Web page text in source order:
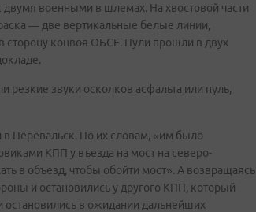
военными в шлемах. На хвостовой части
— две вертикальные белые линии,
сторону конвоя ОБСЕ. Пули прошли в двух
звуки осколков асфальта или пуль,
в Перевальск. По их словам, «им было
КПП у въезда на мост на северо-
в объезд, чтобы обойти мост». А возвращаясь
и остановились у другого КПП, который
остановились в ожидании дальнейших